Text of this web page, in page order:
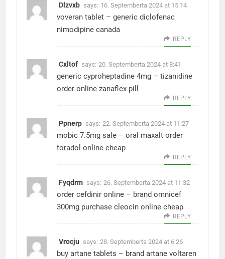
Dlzvxb says: 16. Septemberta 2024 at 15:14
voveran tablet – generic diclofenac
nimodipine canada
REPLY
Cxltof says: 20. Septemberta 2024 at 8:41
generic cyproheptadine 4mg – tizanidine
order online zanaflex pill
REPLY
Ppnerp says: 22. Septemberta 2024 at 11:27
mobic 7.5mg sale – oral maxalt order
toradol online cheap
REPLY
Fyqdrm says: 26. Septemberta 2024 at 11:32
order cefdinir online – brand omnicef
300mg purchase cleocin online cheap
REPLY
Vrocju says: 28. Septemberta 2024 at 6:26
buy artane tablets – brand artane voltaren